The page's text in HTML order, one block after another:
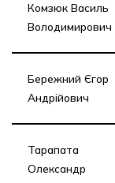
Комзюк Василь
Володимирович
Бережний Єгор
Андрійович
Тарапата
Олександр